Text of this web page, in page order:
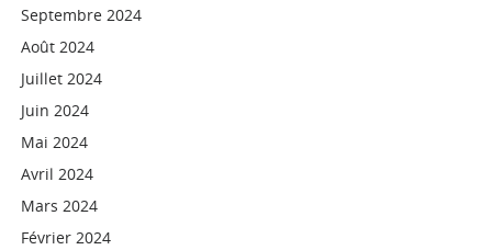
Septembre 2024
Août 2024
Juillet 2024
Juin 2024
Mai 2024
Avril 2024
Mars 2024
Février 2024